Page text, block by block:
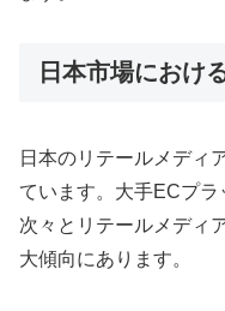
日本市場におけ
日本のリテールメディ
ています。大手ECプ
次々とリテールメディ
大傾向にあります。